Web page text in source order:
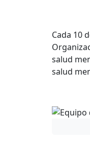
Cada 10
salud
salud